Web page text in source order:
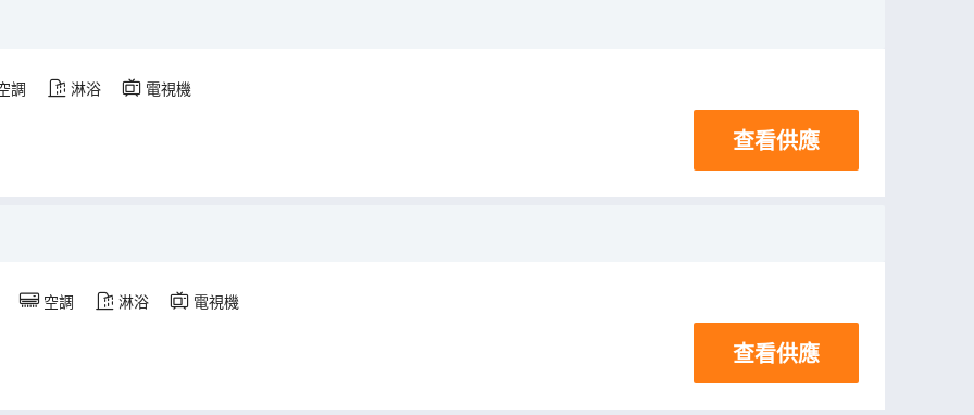
調 淋浴 電視機
查看供應
空調 淋浴 電視機
查看供應